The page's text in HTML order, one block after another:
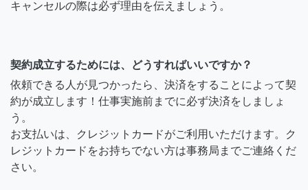
キャンセルの際は必ず理由を伝えましょう。
契約成立するためには、どうすればいいですか？
依頼できる人が見つかったら、決済をすることによって契
約が成立します！仕事実施前までに必ず決済をしましょ
う。
お支払いは、クレジットカードがご利用いただけます。ク
レジットカードをお持ちでない方は事務局までご連絡くだ
さい。